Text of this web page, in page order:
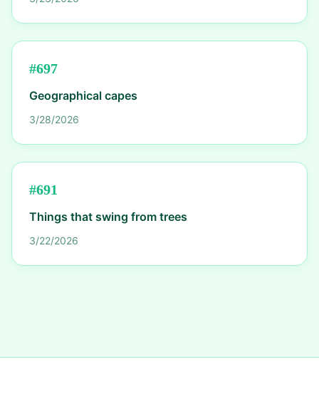
#697
Geographical capes
3/28/2026
#691
Things that swing from trees
3/22/2026